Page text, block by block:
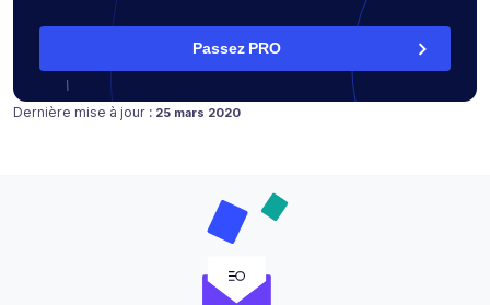
Passez PRO
Dernière mise à jour : Publié le
25 mars 2020